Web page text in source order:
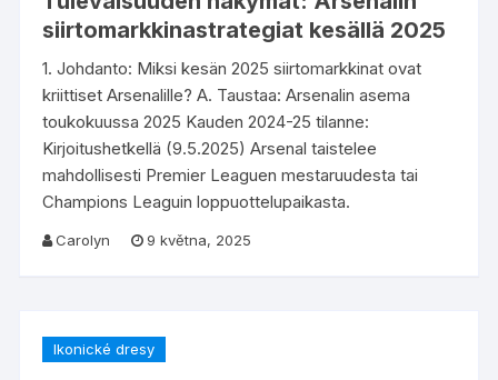
siirtomarkkinastrategiat kesällä 2025
1. Johdanto: Miksi kesän 2025 siirtomarkkinat ovat
kriittiset Arsenalille? A. Taustaa: Arsenalin asema
toukokuussa 2025 Kauden 2024-25 tilanne:
Kirjoitushetkellä (9.5.2025) Arsenal taistelee
mahdollisesti Premier Leaguen mestaruudesta tai
Champions Leaguin loppuottelupaikasta.
Carolyn 9 května, 2025
Ikonické dresy